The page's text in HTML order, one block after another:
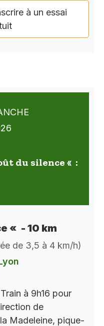
à un essai
du silence « :
« - 10 km
de 3,5 à 4 km/h)
à 9h16 pour
de
Madeleine, pique-